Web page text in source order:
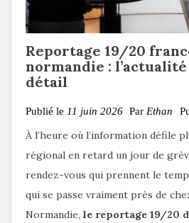
Reportage 19/20
normandie :
détail
Publié le 11 juin 2026 Par Ethan
À l’heure où l’information défile
régional en retard un jour de
rendez-vous qui prennent le
qui se passe vraiment près de
Normandie, le reportage 19/20